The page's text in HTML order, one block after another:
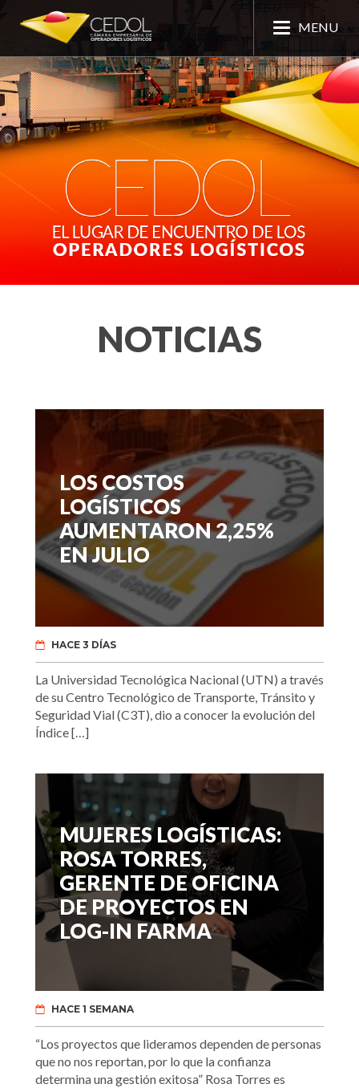
MENU
NOTICIAS
LOS COSTOS
LOGÍSTICOS
AUMENTARON 2,25%
EN JULIO
HACE 3 DÍAS
La Universidad Tecnológica Nacional (UTN) a través
de su Centro Tecnológico de Transporte, Tránsito y
Seguridad Vial (C3T), dio a conocer la evolución del
Índice […]
MUJERES LOGÍSTICAS:
ROSA TORRES,
GERENTE DE OFICINA
DE PROYECTOS EN
LOG-IN FARMA
HACE 1 SEMANA
“Los proyectos que lideramos dependen de personas
que no nos reportan, por lo que la confianza
determina una gestión exitosa” Rosa Torres es